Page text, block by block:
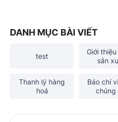
DANH MỤC BÀI VIẾT
test
Giới
sản
Thanh lý hàng
hoá
Báo chí
chúng